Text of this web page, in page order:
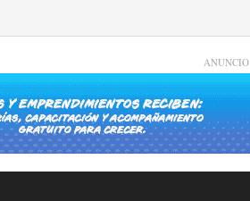
ANUNCIO